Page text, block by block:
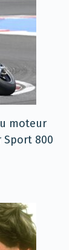
moteur
Sport 800